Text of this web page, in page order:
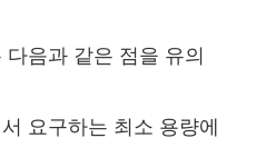
음과 같은 점을 유의
요구하는 최소 용량에